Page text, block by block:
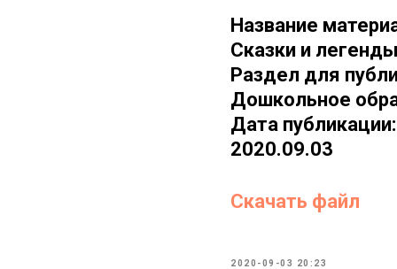
Название
Сказки и
Раздел для
Дошкольное
Дата публикации:
2020.09.03
Скачать файл
2020-09-03 20:23